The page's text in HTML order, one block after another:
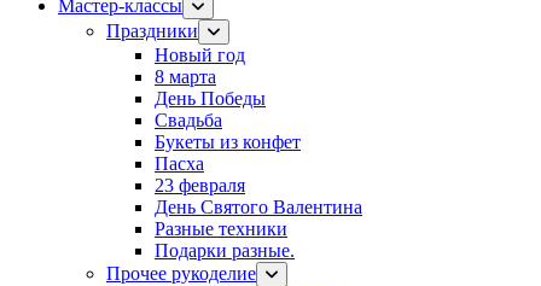
Мастер-классы
Праздники
Новый год
8 марта
День Победы
Свадьба
Букеты из конфет
Пасха
23 февраля
День Святого Валентина
Разные техники
Подарки разные.
Прочее рукоделие